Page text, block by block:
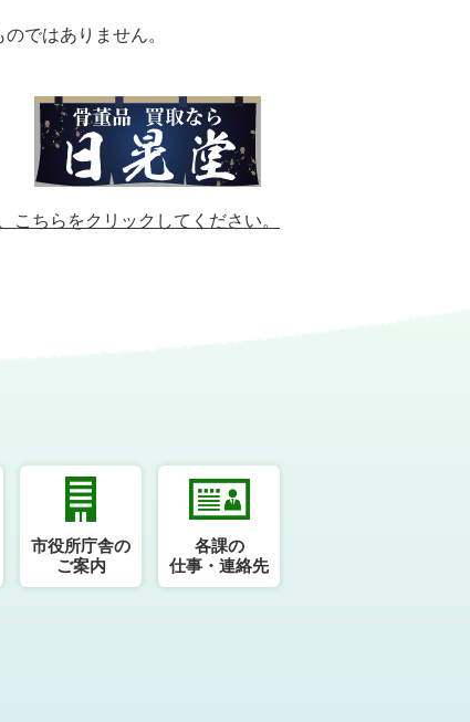
ではありません。
こちらをクリックしてください。
市役所庁舎の
ご案内
各課の
仕事・連絡先